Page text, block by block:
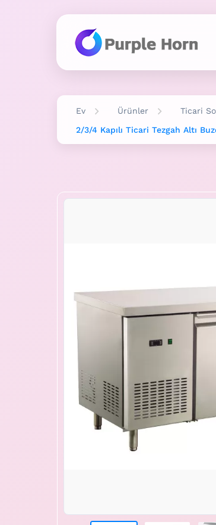
Ev Ürünler Ticari
2/3/4 Kapılı Ticari Tezgah Altı